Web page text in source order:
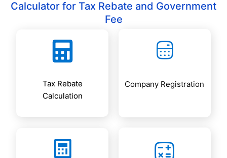
s
Calculator for Tax Rebate and Government
Fee
Tax Rebate
Calculation
Company Registration